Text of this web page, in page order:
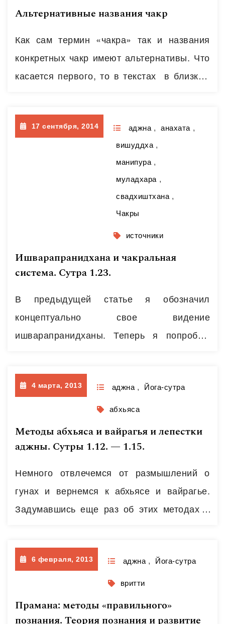
Альтернативные названия чакр
Как сам термин «чакра» так и названия
конкретных чакр имеют альтернативы. Что
касается первого, то в текстах в близком
«стхана» (Горакша-паддхати), «грантха».
Впрочем, в некоторых текстах это не одно
и тоже, а в некоторых, как например в
Нетра-тантре, выделяют разное
количество чакр, архар, грантх и тд.
Кстати, число шесть закодировано в…
17 сентября, 2014 аджна , анахата ,
вишуддха ,
манипура ,
муладхара ,
свадхиштхана ,
Чакры
источники
Ишварапранидхана и чакральная
система. Сутра 1.23.
В предыдущей статье я обозначил
концептуально свое видение
ишварапранидханы. Теперь я попробую
«практической» точки зрения, под углом
того, как именно формировать данное
состояние и из каких элементов оно
состоит. И в качестве методологии
рассмотрения я воспользуюсь концепцией
чтобы не возникало недоразумений в
процессе чтения…
4 марта, 2013 аджна , Йога-сутра
абхьяса
Методы абхьяса и вайрагья и лепестки
аджны. Сутры 1.12. — 1.15.
Немного отвлечемся от размышлений о
гунах и вернемся к абхьясе и вайрагье.
Задумавшись еще раз об этих методах я
функционированием правого и левого
лепестков аджна чакры. А после этого
вспомнил мою концепцию право- и лево-
лепестковых медитаций,
сформулированную в моей первой книге
6 февраля, 2013 аджна , Йога-сутра
вритти
Прамана: методы «правильного»
познания. Теория познания и развитие